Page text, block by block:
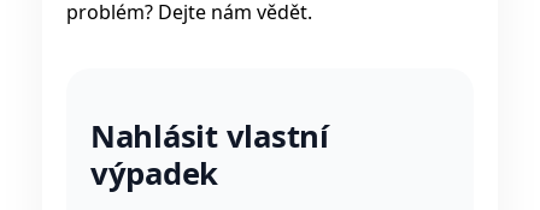
problém? Dejte nám vědět.
Nahlásit vlastní
výpadek